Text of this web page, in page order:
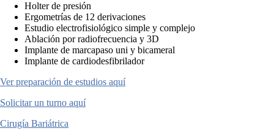
Holter de presión
Ergometrías de 12 derivaciones
Estudio electrofisiológico simple y complejo
Ablación por radiofrecuencia y 3D
Implante de marcapaso uni y bicameral
Implante de cardiodesfibrilador
Ver preparación de estudios aquí
Solicitar un turno aquí
Cirugía Bariátrica